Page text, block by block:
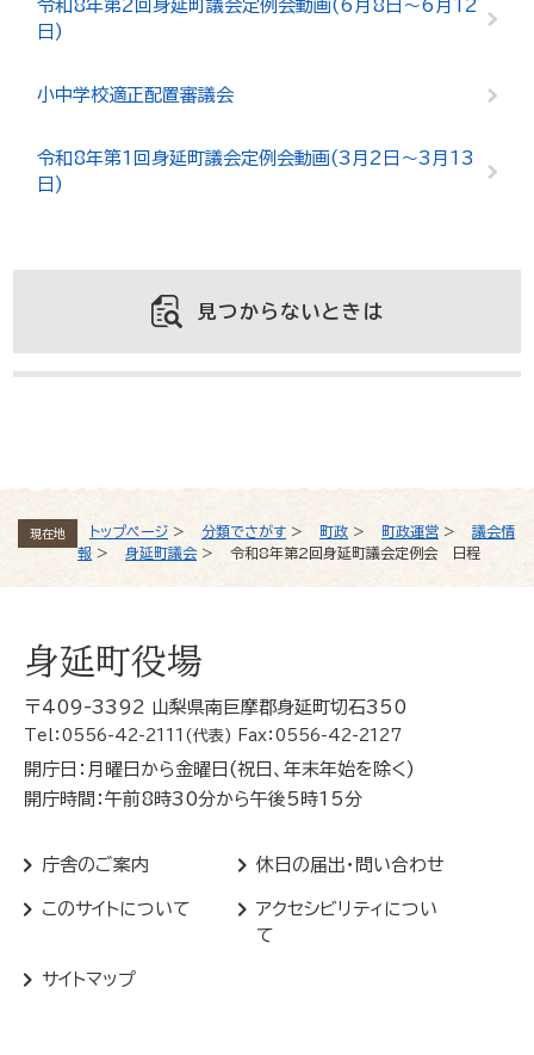
現在地 トップページ > 分類でさがす > 町政 > 町政運営 >
議会情
報 > 身延町議会 > 令和8年第2回身延町議会定例会 日程
令和8年第2回身延町議会定例会動画(6月8日～6月12
日)
小中学校適正配置審議会
令和8年第1回身延町議会定例会動画(3月2日～3月13
日)
見つからないときは
身延町役場
〒409-3392 山梨県南巨摩郡身延町切石350
Tel：0556-42-2111(代表) Fax：0556-42-2127
開庁日：月曜日から金曜日(祝日、年末年始を除く)
開庁時間：午前8時30分から午後5時15分
庁舎のご案内 休日の届出・問い合わせ
このサイトについて
アクセシビリティについ
て
サイトマップ